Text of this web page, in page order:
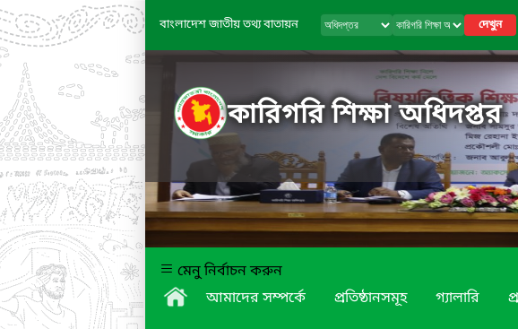
বাংলাদেশ জাতীয় তথ্য বাতায়ন দেখুন
কারিগরি শিক্ষা অধিদপ্তর
মেনু নির্বাচন করুন
আমাদের সম্পর্কে
প্রতিষ্ঠানসমূহ গ্যালারি